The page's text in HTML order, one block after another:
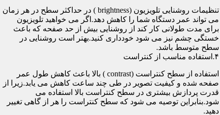
تنظیمات روشنایی تلویزیون (brightness ) در حداکثر سطح در هر زمان
می تواند عمر دستگاه شما را کاهش دهد.اگر می خواهید تلویزیون
برای مدت طولانی کار کند از روشنایی بیش از حد صفحه که باعث
خستگی چشم نیز می شود خودداری کنید.بهتر است روشنایی در
سطح متوسط باشد.
۴.استفاده مناسب از کنتراست
استفاده از سطح کنتراست (contrast ) بالا باعث کاهش طول عمر
صفحه شده و کیفیت تصویر در طی چند ساعت کاهش می یابد.زیرا از
قدرت پردازش بیشتری در سطح کنتراست بالا استفاده می
شود.بنابراین توصیه می شود که سطح کنتراست را هر از گاهی تغییر
دهید.